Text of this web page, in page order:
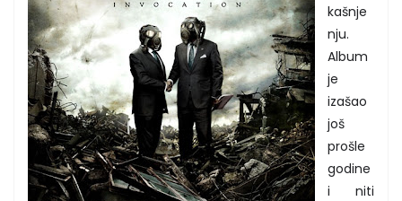
kašnje
nju.
Album
je
izašao
još
prošle
godine
i niti